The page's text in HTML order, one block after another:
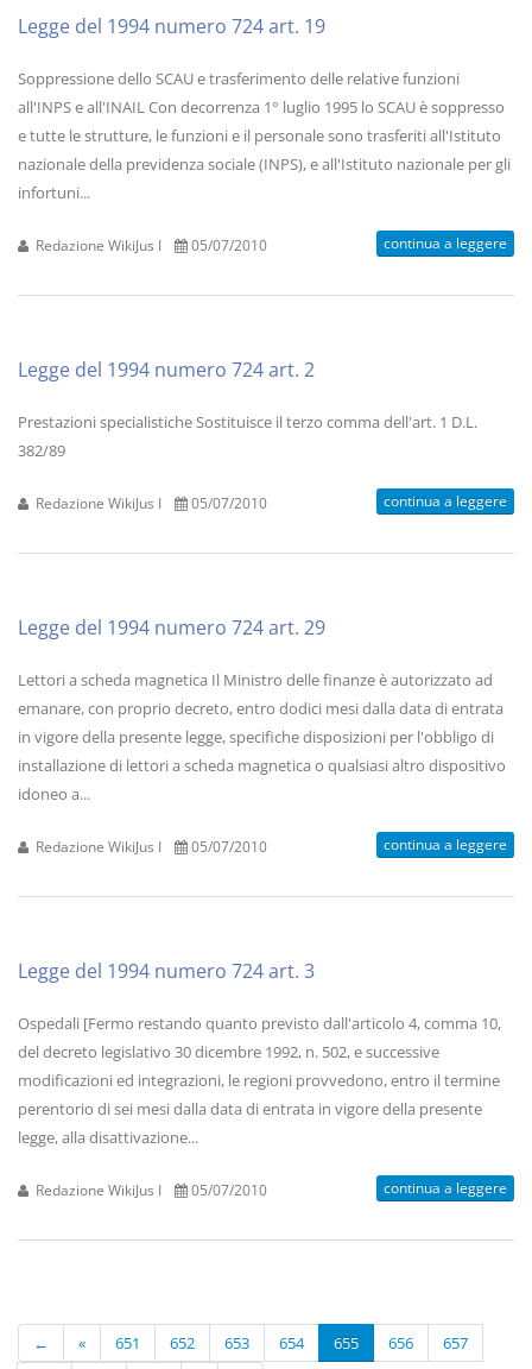
Legge del 1994 numero 724 art. 19
Soppressione dello SCAU e trasferimento delle relative funzioni
all'INPS e all'INAIL Con decorrenza 1° luglio 1995 lo SCAU è soppresso
e tutte le strutture, le funzioni e il personale sono trasferiti all'Istituto
nazionale della previdenza sociale (INPS), e all'Istituto nazionale per gli
infortuni...
Redazione WikiJus I 05/07/2010 continua a leggere
Legge del 1994 numero 724 art. 2
Prestazioni specialistiche Sostituisce il terzo comma dell'art. 1 D.L.
382/89
Redazione WikiJus I 05/07/2010 continua a leggere
Legge del 1994 numero 724 art. 29
Lettori a scheda magnetica Il Ministro delle finanze è autorizzato ad
emanare, con proprio decreto, entro dodici mesi dalla data di entrata
in vigore della presente legge, specifiche disposizioni per l'obbligo di
installazione di lettori a scheda magnetica o qualsiasi altro dispositivo
idoneo a...
Redazione WikiJus I 05/07/2010 continua a leggere
Legge del 1994 numero 724 art. 3
Ospedali [Fermo restando quanto previsto dall'articolo 4, comma 10,
del decreto legislativo 30 dicembre 1992, n. 502, e successive
modificazioni ed integrazioni, le regioni provvedono, entro il termine
perentorio di sei mesi dalla data di entrata in vigore della presente
legge, alla disattivazione...
Redazione WikiJus I 05/07/2010 continua a leggere
← « 651 652 653 654 655 656
657